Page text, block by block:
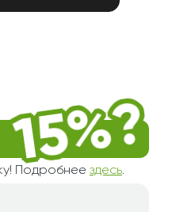
Подробнее здесь.